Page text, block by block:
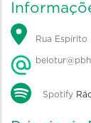
Rua Espírito
Spotify